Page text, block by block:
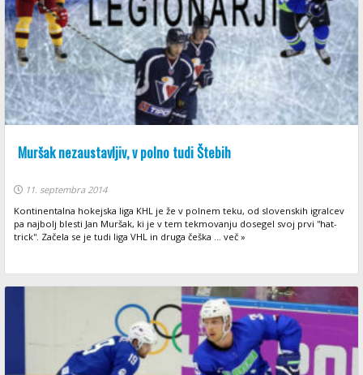
Muršak nezaustavljiv, v polno tudi Štebih
11. septembra 2014
Kontinentalna hokejska liga KHL je že v polnem teku, od slovenskih igralcev
pa najbolj blesti Jan Muršak, ki je v tem tekmovanju dosegel svoj prvi ''hat-
trick''. Začela se je tudi liga VHL in druga češka ... več »